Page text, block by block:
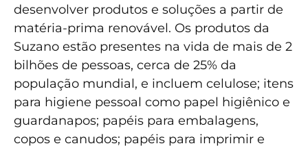
desenvolver produtos e soluções a partir de
matéria-prima renovável. Os produtos da
Suzano estão presentes na vida de mais de 2
bilhões de pessoas, cerca de 25% da
população mundial, e incluem celulose; itens
para higiene pessoal como papel higiênico e
guardanapos; papéis para embalagens,
copos e canudos; papéis para imprimir e